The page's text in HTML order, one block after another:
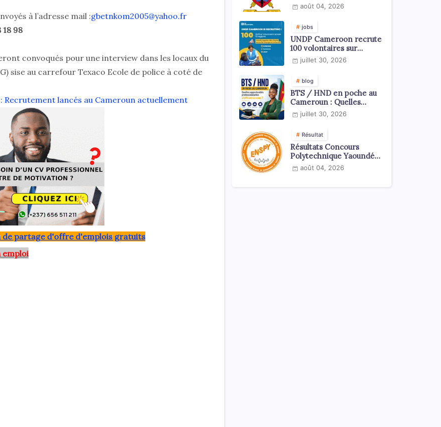
à l’adresse mail :gbetnkom2005@yahoo.fr
98
convoqués pour une interview dans les locaux du
sise au carrefour Texaco Ecole de police à coté de
Recrutement lancés au Cameroun actuellement
de partage d'offre d'emplois gratuits
emploi
août 04, 2026
jobs
UNDP Cameroon recrute
100 volontaires sur
l'échelle du territoire
national
juillet 30, 2026
blog
BTS / HND en poche au
Cameroun : Quelles
opportunités
professionnelles s'offrent
juillet 30, 2026
Résultat
Résultats Concours
Polytechnique Yaoundé
ENSPY 2026 - Tous les
cycles
août 04, 2026